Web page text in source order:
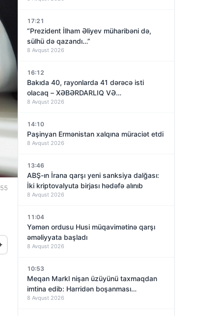
17:21
“Prezident İlham Əliyev müharibəni də,
sülhü də qazandı…”
8 Avqust 2026
16:12
Bakıda 40, rayonlarda 41 dərəcə isti
olacaq – XƏBƏRDARLIQ VƏ…
8 Avqust 2026
14:10
Paşinyan Ermənistan xalqına müraciət etdi
8 Avqust 2026
13:46
ABŞ-ın İrana qarşı yeni sanksiya dalğası:
İki kriptovalyuta birjası hədəfə alınıb
8 Avqust 2026
11:04
Yəmən ordusu Husi müqavimətinə qarşı
əməliyyata başladı
8 Avqust 2026
10:53
Meqan Markl nişan üzüyünü taxmaqdan
imtina edib: Harridən boşanması
yaxınlaşırmı?
8 Avqust 2026